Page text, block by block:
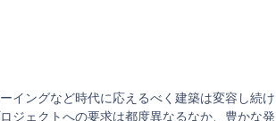
イングなど時代に応えるべく建築は変容し続け
ジェクトへの要求は都度異なるなか、豊かな発